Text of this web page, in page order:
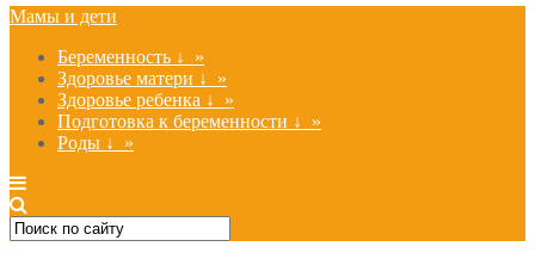
Мамы и дети
Беременность ↓
»
Здоровье матери ↓
»
Здоровье ребенка ↓
»
Подготовка к беременности ↓
»
Роды ↓
»